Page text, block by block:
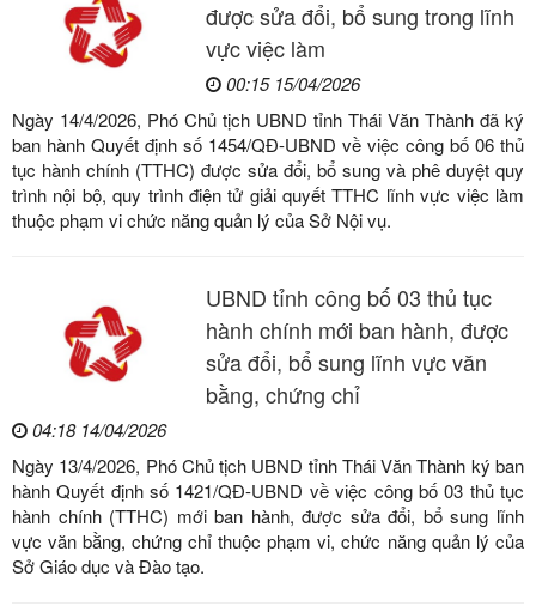
được sửa đổi, bổ sung trong lĩnh
vực việc làm
00:15 15/04/2026
Ngày 14/4/2026, Phó Chủ tịch UBND tỉnh Thái Văn Thành đã ký
ban hành Quyết định số 1454/QĐ-UBND về việc công bố 06 thủ
tục hành chính (TTHC) được sửa đổi, bổ sung và phê duyệt quy
trình nội bộ, quy trình điện tử giải quyết TTHC lĩnh vực việc làm
thuộc phạm vi chức năng quản lý của Sở Nội vụ.
UBND tỉnh công bố 03 thủ tục
hành chính mới ban hành, được
sửa đổi, bổ sung lĩnh vực văn
bằng, chứng chỉ
04:18 14/04/2026
Ngày 13/4/2026, Phó Chủ tịch UBND tỉnh Thái Văn Thành ký ban
hành Quyết định số 1421/QĐ-UBND về việc công bố 03 thủ tục
hành chính (TTHC) mới ban hành, được sửa đổi, bổ sung lĩnh
vực văn bằng, chứng chỉ thuộc phạm vi, chức năng quản lý của
Sở Giáo dục và Đào tạo.